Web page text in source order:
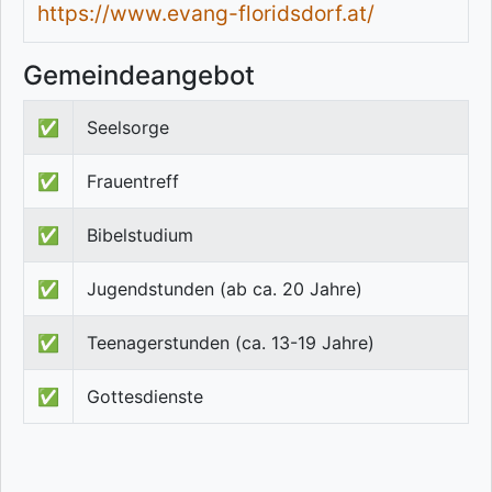
https://www.evang-floridsdorf.at/
Gemeindeangebot
✅ Seelsorge
✅ Frauentreff
✅ Bibelstudium
✅ Jugendstunden (ab ca. 20 Jahre)
✅ Teenagerstunden (ca. 13-19 Jahre)
✅ Gottesdienste